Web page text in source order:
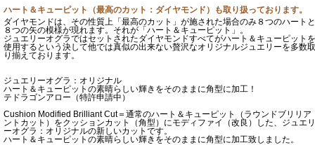
ハート＆キューピット（最高のカット：ダイヤモンド）も取り扱っております。
ダイヤモンドは、その性質上「最高のカット」が施された場合のみ８つのハートと
８つの矢の模様が現れます。それが「ハート＆キューピット」。
ジュエリーオグラではセットされたダイヤモンドすべてがハート＆キューピットを
使用するという決して他では真似の出来ない贅沢なオリジナルジュエリーを多数取
り揃えております。
ジュエリーオグラ：オリジナル
ハート＆キューピットの素晴らしい輝きをそのままに角型に加工！
テドラゴンアロー（特許申請中）
Cushion Modified Brilliant Cut＝通常のハート＆キューピット（ラウンドブリリア
ントカット）をクッションカット（角型）にモディファイ（改良）した、ジュエリ
ーオグラ：オリジナルの新しいカットです。
ハート＆キューピットの素晴らしい輝きをそのままに角型に加工致しました。